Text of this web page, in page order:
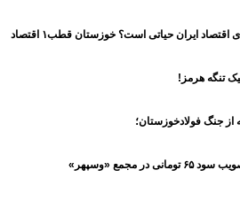
ایران حیاتی است؟ خوزستان قطب۱ اقتصاد
تنگه هرمز!
جنگ فولادخوزستان؛
در مجمع «وسپهر»